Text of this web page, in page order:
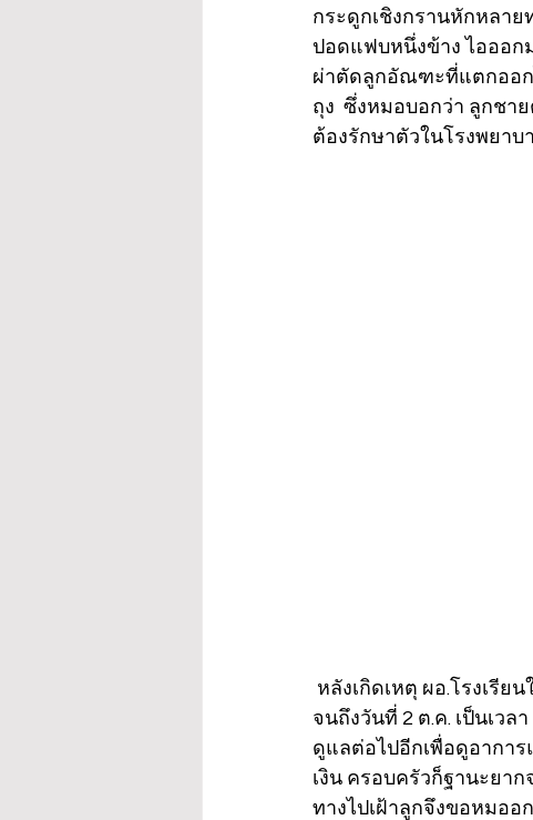
กระดูกเชิงกรานหักหลา
ปอดแฟบหนึ่งข้าง ไอออก
ผ่าตัดลูกอัณฑะที่แตกออกไ
ถุง  ซึ่งหมอบอกว่า ลูกช
ต้องรักษาตัวในโรงพยาบ
หลังเกิดเหตุ ผอ.โรงเรีย
จนถึงวันที่ 2 ต.ค. เป็นเวล
ดูแลต่อไปอีกเพื่อดูอากา
เงิน ครอบครัวก็ฐานะยา
ทางไปเฝ้าลูกจึงขอหมอ